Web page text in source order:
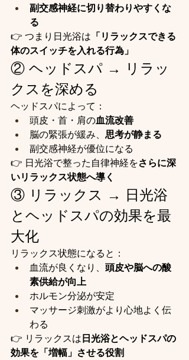
副交感神経に切り替わりやすくな
る
👉 つまり日光浴は 「リラックスできる
体のスイッチを入れる行為」
② ヘッドスパ → リラッ
クスを深める
ヘッドスパによって：
頭皮・首・肩の血流改善
脳の緊張が緩み、 思考が静まる
副交感神経が優位になる
👉 日光浴で整った自律神経をさらに深
いリラックス状態へ導く
③ リラックス → 日光浴
とヘッドスパの効果を最
大化
リラックス状態になると：
血流が良くなり、 頭皮や脳への酸
素供給が向上
ホルモン分泌が安定
マッサージ刺激がより心地よく伝
わる
👉 リラックスは 日光浴とヘッドスパの
効果を「増幅」させる役割